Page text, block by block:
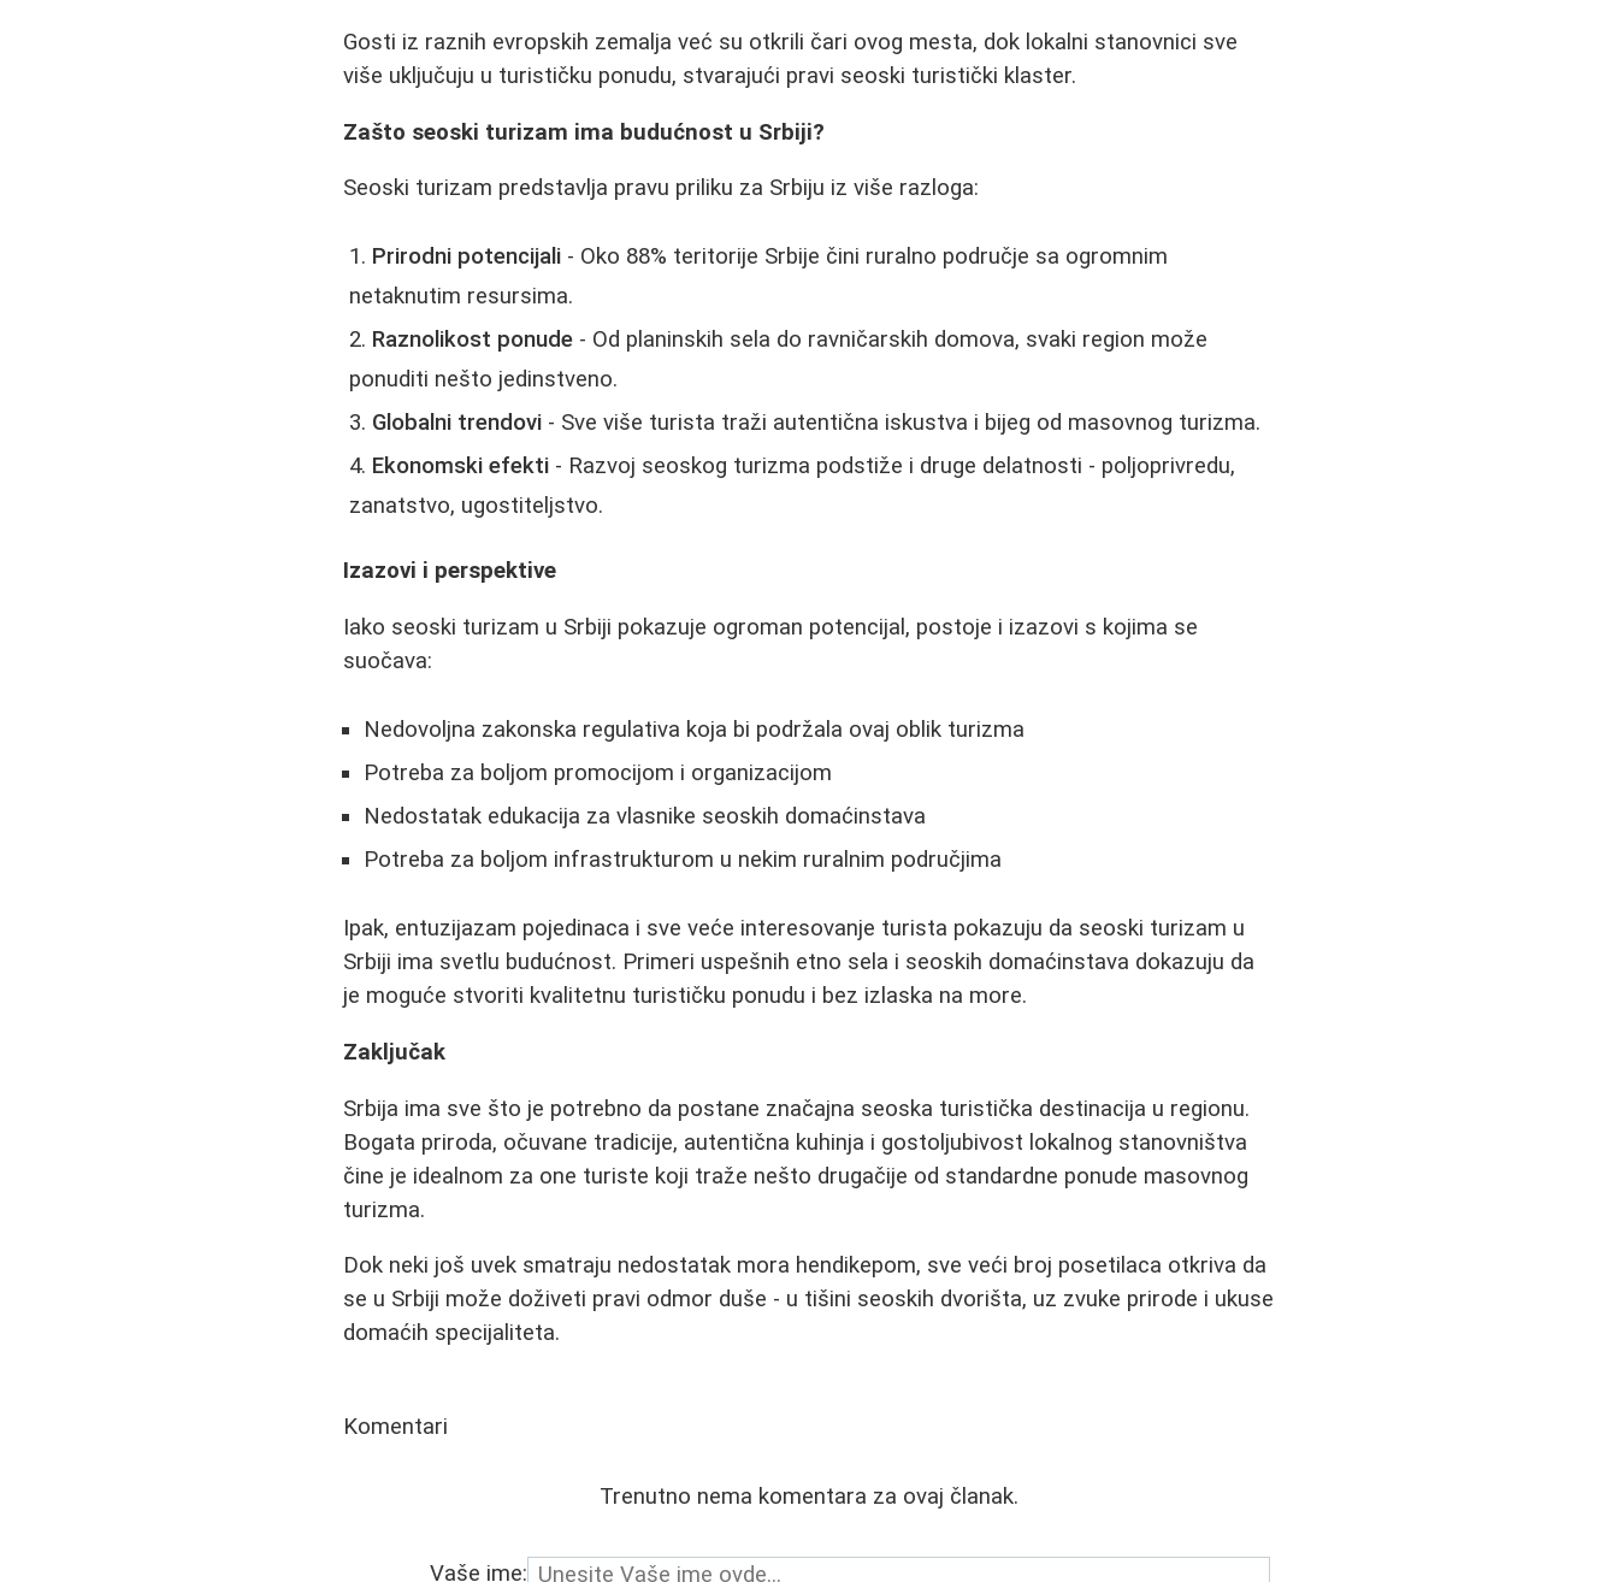
Gosti iz raznih evropskih zemalja već su otkrili čari ovog mesta, dok lokalni stanovnici sve
više uključuju u turističku ponudu, stvarajući pravi seoski turistički klaster.
Zašto seoski turizam ima budućnost u Srbiji?
Seoski turizam predstavlja pravu priliku za Srbiju iz više razloga:
Prirodni potencijali - Oko 88% teritorije Srbije čini ruralno područje sa ogromnim
netaknutim resursima.
Raznolikost ponude - Od planinskih sela do ravničarskih domova, svaki region može
ponuditi nešto jedinstveno.
Globalni trendovi - Sve više turista traži autentična iskustva i bijeg od masovnog turizma.
Ekonomski efekti - Razvoj seoskog turizma podstiže i druge delatnosti - poljoprivredu,
zanatstvo, ugostiteljstvo.
Izazovi i perspektive
Iako seoski turizam u Srbiji pokazuje ogroman potencijal, postoje i izazovi s kojima se
suočava:
Nedovoljna zakonska regulativa koja bi podržala ovaj oblik turizma
Potreba za boljom promocijom i organizacijom
Nedostatak edukacija za vlasnike seoskih domaćinstava
Potreba za boljom infrastrukturom u nekim ruralnim područjima
Ipak, entuzijazam pojedinaca i sve veće interesovanje turista pokazuju da seoski turizam u
Srbiji ima svetlu budućnost. Primeri uspešnih etno sela i seoskih domaćinstava dokazuju da
je moguće stvoriti kvalitetnu turističku ponudu i bez izlaska na more.
Zaključak
Srbija ima sve što je potrebno da postane značajna seoska turistička destinacija u regionu.
Bogata priroda, očuvane tradicije, autentična kuhinja i gostoljubivost lokalnog stanovništva
čine je idealnom za one turiste koji traže nešto drugačije od standardne ponude masovnog
turizma.
Dok neki još uvek smatraju nedostatak mora hendikepom, sve veći broj posetilaca otkriva da
se u Srbiji može doživeti pravi odmor duše - u tišini seoskih dvorišta, uz zvuke prirode i ukuse
domaćih specijaliteta.
Komentari
Trenutno nema komentara za ovaj članak.
Vaše ime: